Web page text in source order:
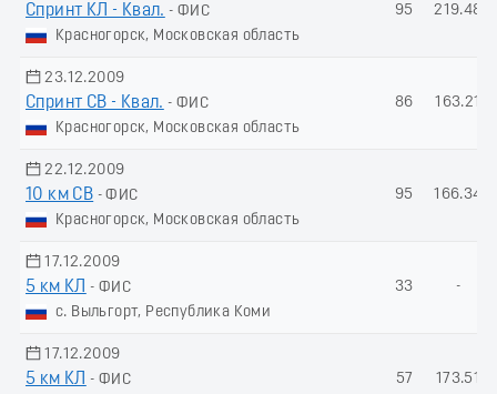
Спринт КЛ - Квал. - ФИС
Красногорск, Московская область
95 219.48
23.12.2009
Спринт СВ - Квал. - ФИС
Красногорск, Московская область
86 163.21
22.12.2009
10 км СВ - ФИС
Красногорск, Московская область
95 166.34
17.12.2009
5 км КЛ
- ФИС
с. Выльгорт, Республика Коми
33 -
17.12.2009
5 км КЛ
- ФИС
57 173.51